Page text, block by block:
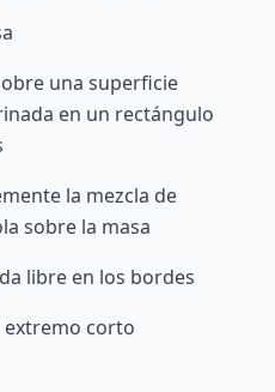
una superficie
en un rectángulo
la mezcla de
sobre la masa
libre en los bordes
extremo corto